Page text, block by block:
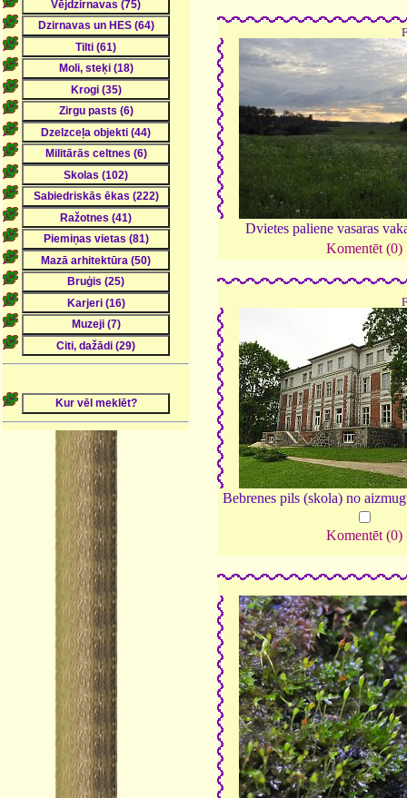
Dvietes paliene vasaras
Komentēt (0)
Bebrenes pils (skola) no
Komentēt (0)